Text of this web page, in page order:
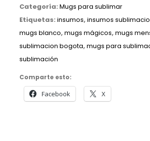
sublimación
11oz
cantidad
Categoría: Mugs para sublimar
Etiquetas: insumos, insumos
mugs blanco, mugs mágicos, mugs
sublimacion bogota, mugs para
sublimación
Comparte esto:
Facebook X